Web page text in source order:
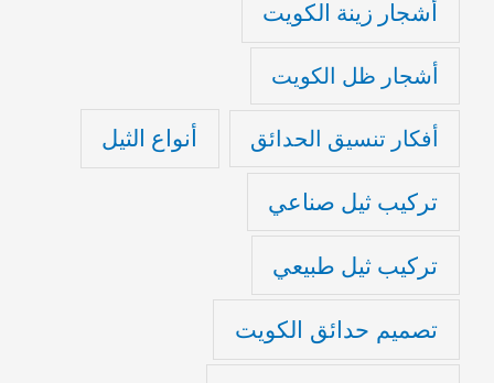
أشجار زينة الكويت
أشجار ظل الكويت
أفكار تنسيق الحدائق أنواع الثيل
تركيب ثيل صناعي
تركيب ثيل طبيعي
تصميم حدائق الكويت